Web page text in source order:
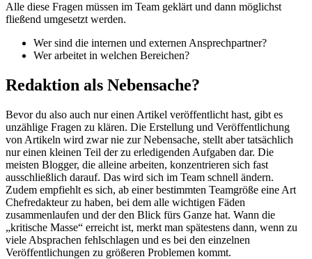
Alle diese Fragen müssen im Team geklärt und dann möglichst
fließend umgesetzt werden.
Wer sind die internen und externen Ansprechpartner?
Wer arbeitet in welchen Bereichen?
Redaktion als Nebensache?
Bevor du also auch nur einen Artikel veröffentlicht hast, gibt es
unzählige Fragen zu klären. Die Erstellung und Veröffentlichung
von Artikeln wird zwar nie zur Nebensache, stellt aber tatsächlich
nur einen kleinen Teil der zu erledigenden Aufgaben dar. Die
meisten Blogger, die alleine arbeiten, konzentrieren sich fast
ausschließlich darauf. Das wird sich im Team schnell ändern.
Zudem empfiehlt es sich, ab einer bestimmten Teamgröße eine Art
Chefredakteur zu haben, bei dem alle wichtigen Fäden
zusammenlaufen und der den Blick fürs Ganze hat. Wann die
„kritische Masse“ erreicht ist, merkt man spätestens dann, wenn zu
viele Absprachen fehlschlagen und es bei den einzelnen
Veröffentlichungen zu größeren Problemen kommt.